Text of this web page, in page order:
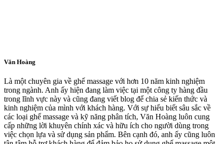
Văn Hoàng
Là một chuyên gia về ghế massage với hơn 10 năm kinh nghiệm
trong ngành. Anh ấy hiện đang làm việc tại một công ty hàng đầu
trong lĩnh vực này và cũng đang viết blog để chia sẻ kiến thức và
kinh nghiệm của mình với khách hàng. Với sự hiểu biết sâu sắc về
các loại ghế massage và kỹ năng phân tích, Văn Hoàng luôn cung
cấp những lời khuyên chính xác và hữu ích cho người dùng trong
việc chọn lựa và sử dụng sản phẩm. Bên cạnh đó, anh ấy cũng luôn